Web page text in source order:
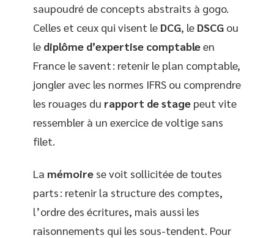
saupoudré de concepts abstraits à gogo.
Celles et ceux qui visent le DCG, le DSCG ou
le diplôme d’expertise comptableen
France le savent : retenir le plan comptable,
jongler avec les normes IFRS ou comprendre
les rouages du rapport de stage peut vite
ressembler à un exercice de voltige sans
filet.
La mémoire se voit sollicitée de toutes
parts : retenir la structure des comptes,
l’ordre des écritures, mais aussi les
raisonnements qui les sous-tendent. Pour